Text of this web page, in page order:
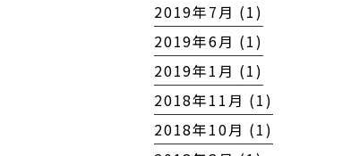
2019年7月 (1)
2019年6月 (1)
2019年1月 (1)
2018年11月 (1)
2018年10月 (1)